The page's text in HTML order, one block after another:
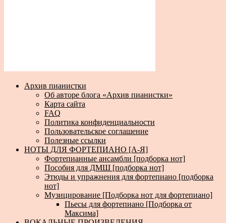
Архив пианистки
Об авторе блога «Архив пианистки»
Карта сайта
FAQ
Политика конфиденциальности
Пользовательское соглашение
Полезные ссылки
НОТЫ ДЛЯ ФОРТЕПИАНО [А-Я]
Фортепианные ансамбли [подборка нот]
Пособия для ДМШ [подборка нот]
Этюды и упражнения для фортепиано [подборка
нот]
Музицирование [Подборка нот для фортепиано]
Пьесы для фортепиано [Подборка от
Максима]